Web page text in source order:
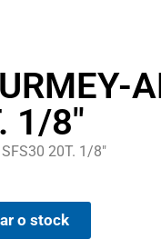
1/8″
20T. 1/8″
o stock